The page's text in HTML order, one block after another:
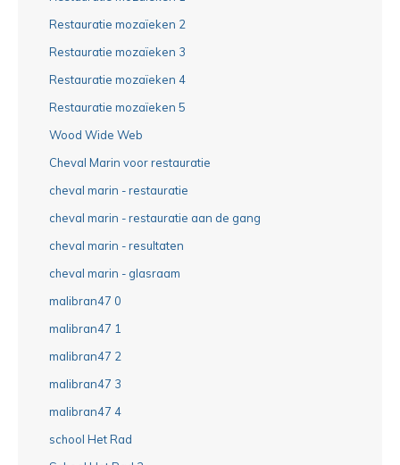
Restauratie mozaïeken 2
Restauratie mozaïeken 3
Restauratie mozaïeken 4
Restauratie mozaïeken 5
Wood Wide Web
Cheval Marin voor restauratie
cheval marin - restauratie
cheval marin - restauratie aan de gang
cheval marin - resultaten
cheval marin - glasraam
malibran47 0
malibran47 1
malibran47 2
malibran47 3
malibran47 4
school Het Rad